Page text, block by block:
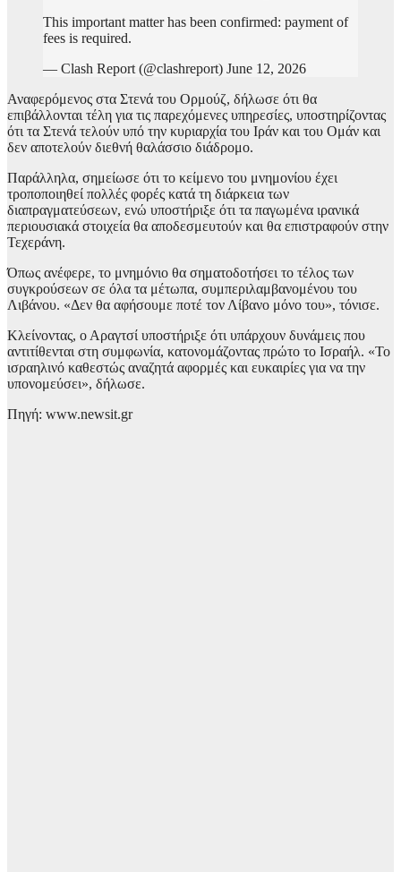
This important matter has been confirmed: payment of
fees is required.
— Clash Report (@clashreport) June 12, 2026
Αναφερόμενος στα Στενά του Ορμούζ, δήλωσε ότι θα
επιβάλλονται τέλη για τις παρεχόμενες υπηρεσίες, υποστηρίζοντας
ότι τα Στενά τελούν υπό την κυριαρχία του Ιράν και του Ομάν και
δεν αποτελούν διεθνή θαλάσσιο διάδρομο.
Παράλληλα, σημείωσε ότι το κείμενο του μνημονίου έχει
τροποποιηθεί πολλές φορές κατά τη διάρκεια των
διαπραγματεύσεων, ενώ υποστήριξε ότι τα παγωμένα ιρανικά
περιουσιακά στοιχεία θα αποδεσμευτούν και θα επιστραφούν στην
Τεχεράνη.
Όπως ανέφερε, το μνημόνιο θα σηματοδοτήσει το τέλος των
συγκρούσεων σε όλα τα μέτωπα, συμπεριλαμβανομένου του
Λιβάνου. «Δεν θα αφήσουμε ποτέ τον Λίβανο μόνο του», τόνισε.
Κλείνοντας, ο Αραγτσί υποστήριξε ότι υπάρχουν δυνάμεις που
αντιτίθενται στη συμφωνία, κατονομάζοντας πρώτο το Ισραήλ. «Το
ισραηλινό καθεστώς αναζητά αφορμές και ευκαιρίες για να την
υπονομεύσει», δήλωσε.
Πηγή: www.newsit.gr